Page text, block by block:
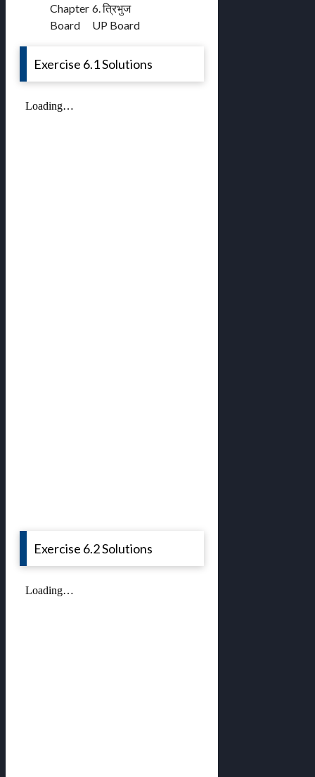
Chapter 6. त्रिभुज
Board
UP Board
Exercise 6.1 Solutions
Exercise 6.2 Solutions